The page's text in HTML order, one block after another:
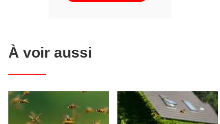
À voir aussi